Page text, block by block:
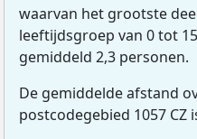
waarvan het grootste
leeftijdsgroep van 0 tot
gemiddeld 2,3 personen.
De gemiddelde afstand
postcodegebied 1057 CZ